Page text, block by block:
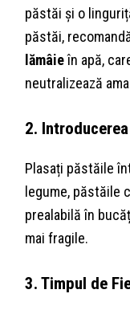
păstăi și o
păstăi,
lămâieîn apă,
neutralizează
2.
Plasați păstăile
legume, păstăile
prealabilă în
mai fragile.
3. Timpul de